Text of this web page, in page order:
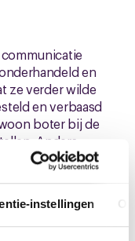
instellingen
en
ze verder wilde
en verbaasd
boter bij de
Anders
Die
Zie ook in
het economisch
de inflatie